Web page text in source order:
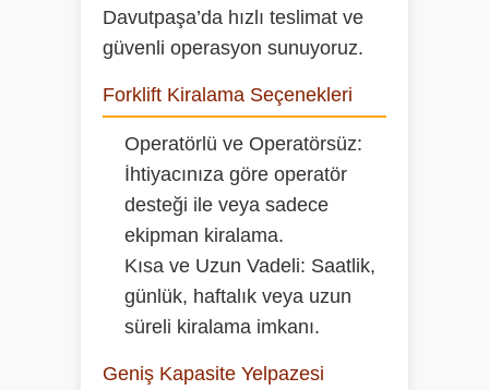
Davutpaşa’da hızlı teslimat ve
güvenli operasyon sunuyoruz.
Forklift Kiralama Seçenekleri
Operatörlü ve Operatörsüz:
İhtiyacınıza göre operatör
desteği ile veya sadece
ekipman kiralama.
Kısa ve Uzun Vadeli: Saatlik,
günlük, haftalık veya uzun
süreli kiralama imkanı.
Geniş Kapasite Yelpazesi